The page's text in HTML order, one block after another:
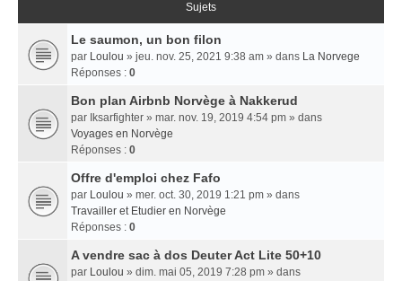
Sujets
Le saumon, un bon filon
par Loulou » jeu. nov. 25, 2021 9:38 am » dans La Norvege
Réponses : 0
Bon plan Airbnb Norvège à Nakkerud
par Iksarfighter » mar. nov. 19, 2019 4:54 pm » dans
Voyages en Norvège
Réponses : 0
Offre d'emploi chez Fafo
par Loulou » mer. oct. 30, 2019 1:21 pm » dans
Travailler et Etudier en Norvège
Réponses : 0
A vendre sac à dos Deuter Act Lite 50+10
par Loulou » dim. mai 05, 2019 7:28 pm » dans